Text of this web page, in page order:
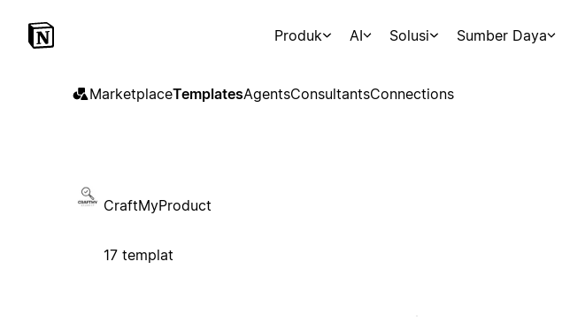
Produk AI Solusi Sumber Daya
MarketplaceTemplatesAgentsConsultantsConnections
CraftMyProduct
17 templat